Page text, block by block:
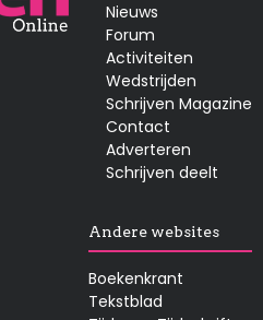
Nieuws
Forum
Activiteiten
Wedstrijden
Schrijven Magazine
Contact
Adverteren
Schrijven deelt
Andere websites
Boekenkrant
Tekstblad